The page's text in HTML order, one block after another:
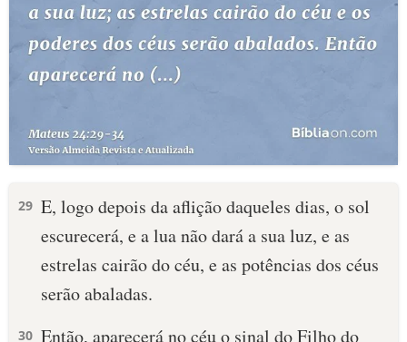
29 E, logo depois da aflição daqueles dias, o sol
escurecerá, e a lua não dará a sua luz, e as
estrelas cairão do céu, e as potências dos céus
serão abaladas.
30 Então, aparecerá no céu o sinal do Filho do